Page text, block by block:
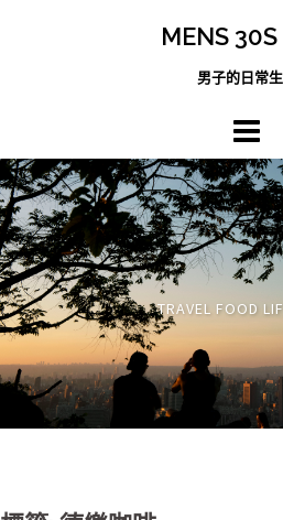
MENS
男子的日常
TRAVEL FOOD